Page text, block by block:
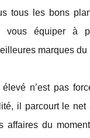
tous les bons
vous équiper à
marques du
élevé n’est pas
il parcourt le
affaires du